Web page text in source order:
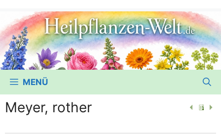
MENÜ
Meyer, rother